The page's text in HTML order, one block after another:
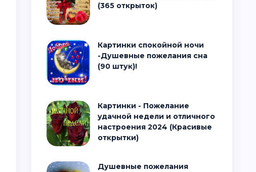
(365 открыток)
Картинки спокойной ночи
-Душевные пожелания сна
(90 штук)!
Картинки - Пожелание
удачной недели и отличного
настроения 2024 (Красивые
открытки)
Душевные пожелания